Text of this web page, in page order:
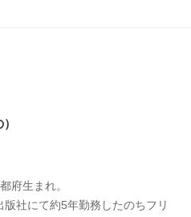
府生まれ。
社にて約5年勤務したのちフリ